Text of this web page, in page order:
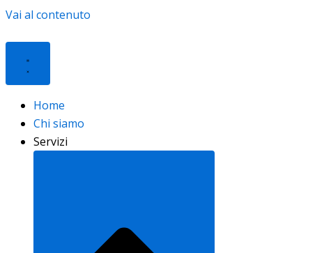
Vai al contenuto
Home
Chi siamo
Servizi